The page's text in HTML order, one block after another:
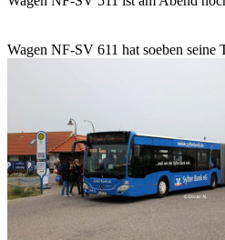
Wagen NF-SV 611 hat soeben